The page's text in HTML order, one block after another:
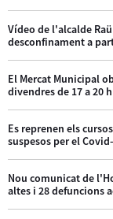
Vídeo de l'alcalde
desconfinament a
El Mercat Municipal
divendres de 17 a 20 h
Es reprenen els
suspesos per el
Nou comunicat de
altes i 28 defuncions